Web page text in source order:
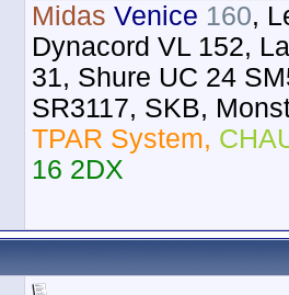
Midas Venice 160,
Dynacord VL 152,
31, Shure UC 24
SR3117, SKB,
TPAR System,
16 2DX